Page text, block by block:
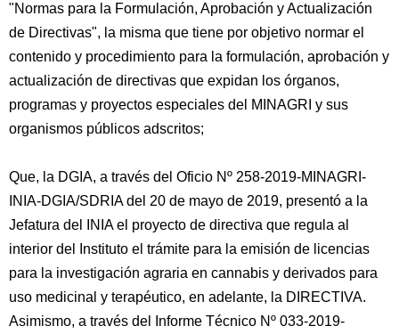
"Normas para la Formulación, Aprobación y Actualización
de Directivas", la misma que tiene por objetivo normar el
contenido y procedimiento para la formulación, aprobación y
actualización de directivas que expidan los órganos,
programas y proyectos especiales del MINAGRI y sus
organismos públicos adscritos;
Que, la DGIA, a través del Oficio Nº 258-2019-MINAGRI-
INIA-DGIA/SDRIA del 20 de mayo de 2019, presentó a la
Jefatura del INIA el proyecto de directiva que regula al
interior del Instituto el trámite para la emisión de licencias
para la investigación agraria en cannabis y derivados para
uso medicinal y terapéutico, en adelante, la DIRECTIVA.
Asimismo, a través del Informe Técnico Nº 033-2019-